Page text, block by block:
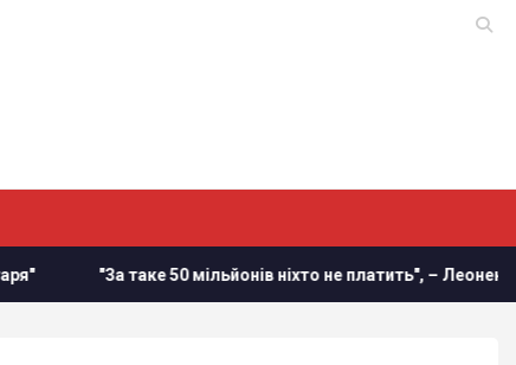
"За таке 50 мільйонів ніхто не платить", – Леоненко